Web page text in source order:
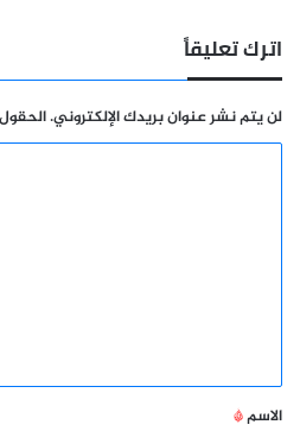
اترك تعليقاً
لن يتم نشر عنوان بريدك الإلكتروني.الحقول
*
الاسم*